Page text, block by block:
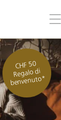
il
CHF 50
Regalo di
benvenuto*